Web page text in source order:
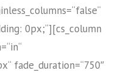
0px;“][cs_column
fade_duration=“750″